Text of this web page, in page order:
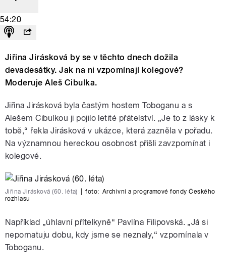
54:20
Jiřina Jirásková by se v těchto dnech dožila
devadesátky. Jak na ni vzpomínají kolegové?
Moderuje Aleš Cibulka.
Jiřina Jirásková byla častým hostem Toboganu a s
Alešem Cibulkou ji pojilo letité přátelství. „Je to z lásky k
tobě,“ řekla Jirásková v ukázce, která zazněla v pořadu.
Na významnou hereckou osobnost přišli zavzpomínat i
kolegové.
Jiřina Jirásková (60. léta) foto: Archivní a programové fondy Českého
rozhlasu
Například „úhlavní přítelkyně“ Pavlína Filipovská. „Já si
nepomatuju dobu, kdy jsme se neznaly,“ vzpomínala v
Toboganu.